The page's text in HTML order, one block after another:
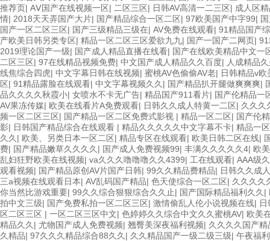
推荐页| AⅤ国产在线视频一区| 二区三区| 日韩AV高清一二三区| 成人区
情| 2018天天弄国产大片| 国产精品综合一区二区| 97欧美国产中字99|
国产一区二区三区| 国产三级精品三级在| AV免费在线观看| 91精品国产
产欧美日韩另类专区| 精品一区二区三区爱欲九九| 国产一国产二网页|
2019理论国产一级| 国产成人精品直播在线看| 国产在线欧美精品中文一
二区三区| 97在线精品视频免费| 中文国产成人精品久久百度| 人成精品
线焦综合四虎| 中文字幕日韩在线视频| 蜜桃AV色偷偷AV老| 日韩精品v欧
区| 91精品露脸在线观看| 中文字幕视频久久 | 国产精品扒开腿做爽爽爽|
品久久久久秋霞小| 女喷水不卡无广告| 精品国产911看片| 国产伦精品一
AV果冻传媒| 欧美在线看片A免费观看| 日韩久久成人特黄一二区| 久久久
频一区二区三区| 国产精品一区二区免费式影视 | 精品一区二区| 国产伦
影| 日韩国产精品综合在线观看 | 精品久久久久久中文字幕不卡| 精品一
久久 | 欧美、另类日本一区二区| 精品专区在线观看| 欧美日韩二区在线|
费| 国产精品嫩草久久久久 | 国产成人免费视频99| 丰满久久久久久4| 欧
乱妇狂野欧美在线视频| va久久久噜噜噜久久4399| 工在线观看| AAA级
观看视频| 国产精品原创AV片国产日韩| 99久久精品费精品| 日韩久久成
三a视频在线观看日本| AV乱码国产精品| 色天使综合一区二区| 久久久久
你当然比游戏重要| 99久久综合狠狠综合久久止| 国产国际精品福利久久 |
拍中文三级| 国产免费私拍一区二区三区| 激情偷乱人伦小说视频在线|
区二区三区 | 一区二区三区中文| 色婷婷久久综合中文久久蜜桃AV| 欧美
精品久久 | 尤物国产成人免费视频| 翘臀美深夜福利视频| 久久久久国产精
久精品| 97久久久精品综合88久久 | 久久精品国产一级二级三级| 午夜福